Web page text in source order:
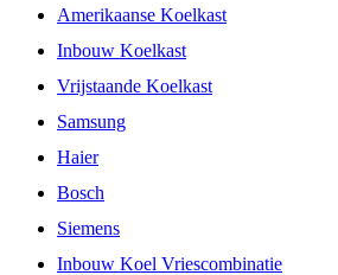
Amerikaanse Koelkast
Inbouw Koelkast
Vrijstaande Koelkast
Samsung
Haier
Bosch
Siemens
Inbouw Koel Vriescombinatie